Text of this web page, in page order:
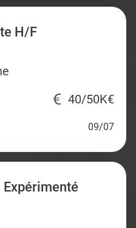
H/F
40/50K€
09/07